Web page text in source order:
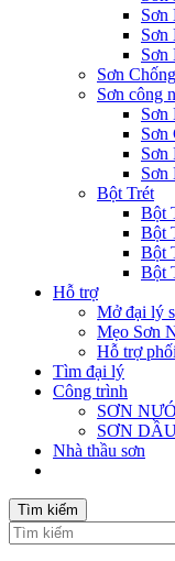
Sơn
Sơn
Sơn
Sơn
Sơn công
Sơn
Sơn
Sơn
Sơn
Bột Trét
Bột
Bột
Bột
Bột
Hỗ trợ
Mở đại lý
Mẹo Sơn
Hỗ trợ
Tìm đại lý
Công trình
SƠN
SƠN
Nhà thầu sơn
Tìm kiếm